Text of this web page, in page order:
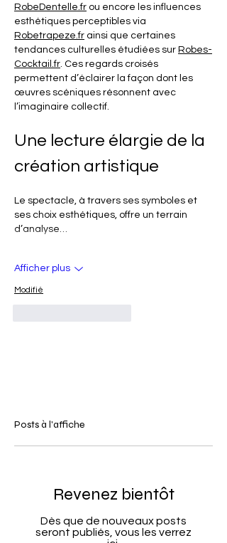
RobeDentelle.fr ou encore les influences
esthétiques perceptibles via
Robetrapeze.fr ainsi que certaines
tendances culturelles étudiées sur Robes-
Cocktail.fr . Ces regards croisés
permettent d’éclairer la façon dont les
œuvres scéniques résonnent avec
l’imaginaire collectif.
Une lecture élargie de la
création artistique
Le spectacle, à travers ses symboles et
ses choix esthétiques, offre un terrain
d’analyse…
Afficher plus
Modifié
Posts à l'affiche
Revenez bientôt
Dès que de nouveaux posts
seront publiés, vous les verrez